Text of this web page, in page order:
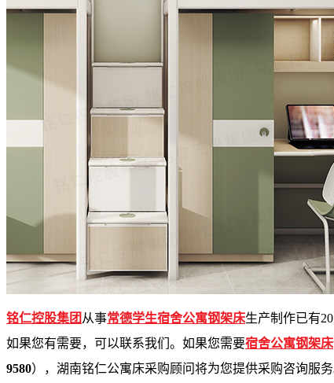
铭仁控股集团 从事常德学生宿舍公寓钢架床生产制作已有20
如果您有需要，可以联系我们。如果您需要宿舍公寓钢架床
9580） ，湖南铭仁公寓床采购顾问将为您提供采购咨询服务